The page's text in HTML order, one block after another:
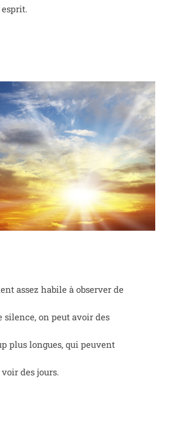
assez habile à observer de
silence, on peut avoir des
plus longues, qui peuvent
des jours.